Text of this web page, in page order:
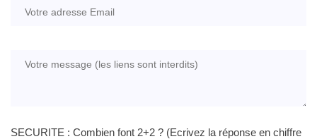
SECURITE : Combien font 2+2 ? (Ecrivez la réponse en chiffre